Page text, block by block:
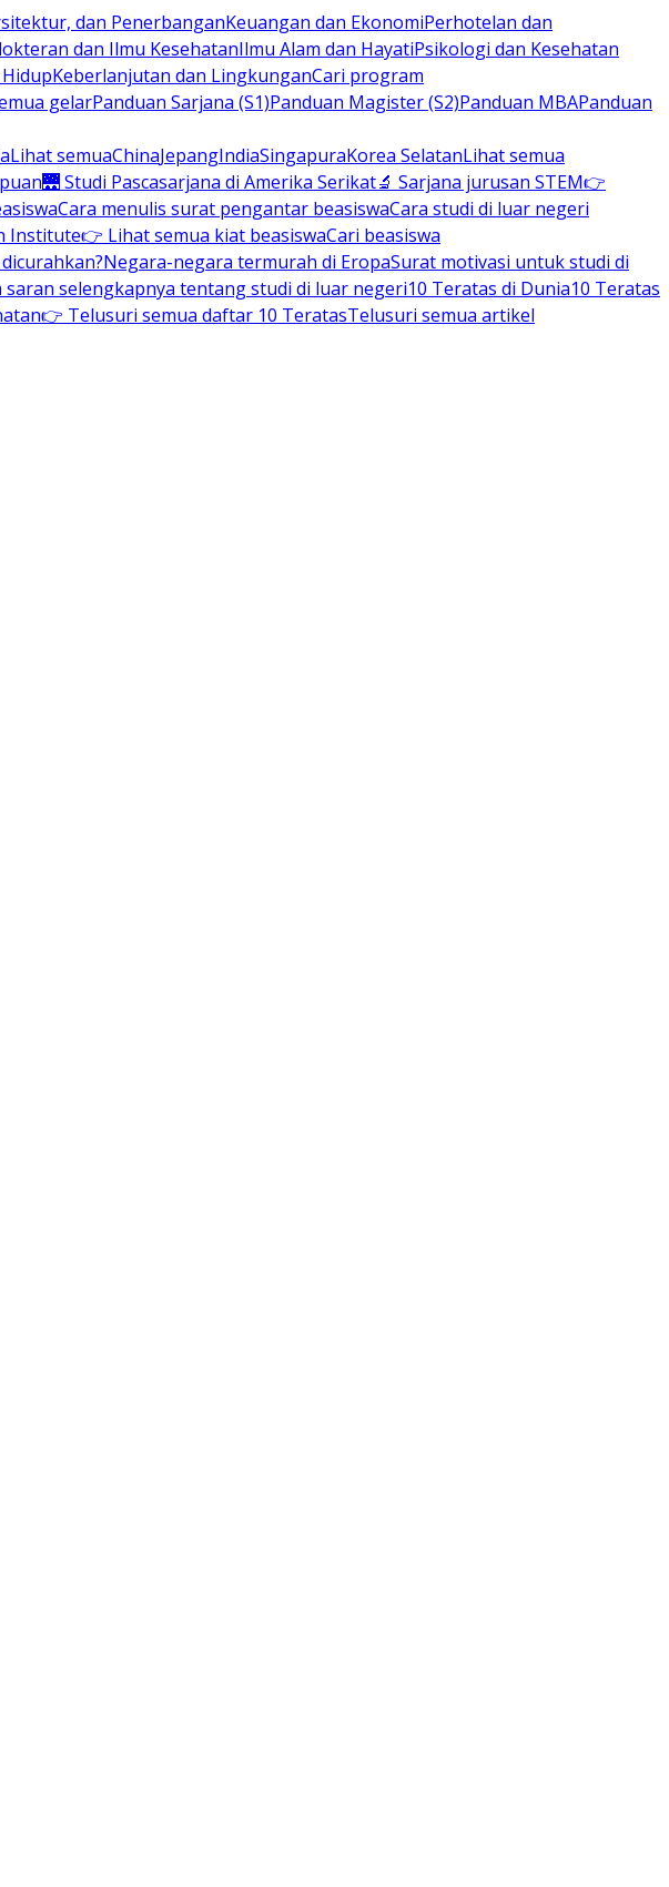
dan PenerbanganKeuangan dan EkonomiPerhotelan dan
dan Ilmu KesehatanIlmu Alam dan HayatiPsikologi dan Kesehatan
Keberlanjutan dan LingkunganCari program
gelarPanduan Sarjana (S1)Panduan Magister (S2)Panduan MBAPanduan
Lihat semuaChinaJepangIndiaSingapuraKorea SelatanLihat semua
🌉 Studi Pascasarjana di Amerika Serikat🔬 Sarjana jurusan STEM👉
Cara menulis surat pengantar beasiswaCara studi di luar negeri
Institute👉 Lihat semua kiat beasiswaCari beasiswa
Negara-negara termurah di EropaSurat motivasi untuk studi di
saran selengkapnya tentang studi di luar negeri10 Teratas di Dunia10 Teratas
👉 Telusuri semua daftar 10 TeratasTelusuri semua artikel